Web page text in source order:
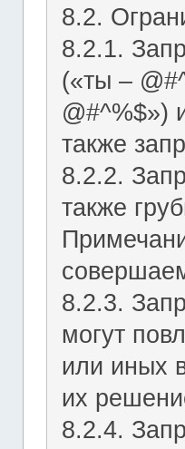
8.2.
8.2.1.
(«ты –
@#^%$»)
также
8.2.2.
также
8.2.3.
могут
или иных
их
8.2.4.